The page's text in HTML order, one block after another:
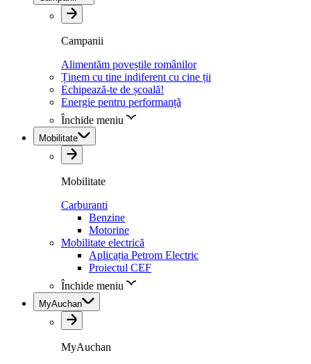
Campanii
Alimentăm poveștile românilor
Ținem cu tine indiferent cu cine ții
Echipează-te de școală!
Energie pentru performanță
Închide meniu
Mobilitate
Mobilitate
Carburanti
Benzine
Motorine
Mobilitate electrică
Aplicația Petrom Electric
Proiectul CEF
Închide meniu
MyAuchan
MyAuchan